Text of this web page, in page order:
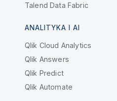
Talend Data Fabric
ANALITYKA I AI
Qlik Cloud Analytics
Qlik Answers
Qlik Predict
Qlik Automate